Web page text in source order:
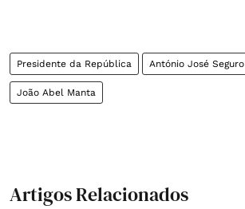
Presidente da República António José Seguro
João Abel Manta
Artigos Relacionados